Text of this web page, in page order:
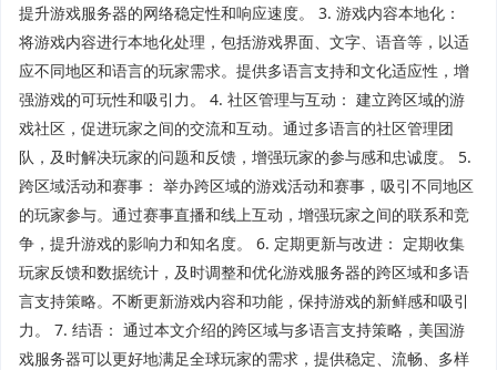
提升游戏服务器的网络稳定性和响应速度。 3. 游戏内容本地化：
将游戏内容进行本地化处理，包括游戏界面、文字、语音等，以适
应不同地区和语言的玩家需求。提供多语言支持和文化适应性，增
强游戏的可玩性和吸引力。 4. 社区管理与互动： 建立跨区域的游
戏社区，促进玩家之间的交流和互动。通过多语言的社区管理团
队，及时解决玩家的问题和反馈，增强玩家的参与感和忠诚度。 5.
跨区域活动和赛事： 举办跨区域的游戏活动和赛事，吸引不同地区
的玩家参与。通过赛事直播和线上互动，增强玩家之间的联系和竞
争，提升游戏的影响力和知名度。 6. 定期更新与改进： 定期收集
玩家反馈和数据统计，及时调整和优化游戏服务器的跨区域和多语
言支持策略。不断更新游戏内容和功能，保持游戏的新鲜感和吸引
力。 7. 结语： 通过本文介绍的跨区域与多语言支持策略，美国游
戏服务器可以更好地满足全球玩家的需求，提供稳定、流畅、多样